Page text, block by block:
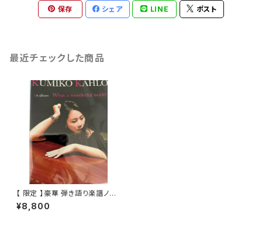
保存 シェア LINE ポスト
最近チェックした商品
【 限定 】豪華 弾き語り楽譜ノベ
ルティ付き KUMIKO KAHLO
CD枚セット（1st 2nd3rd組み合
¥8,800